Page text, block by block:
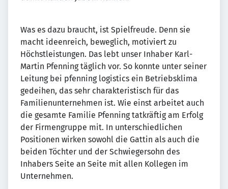
Was es dazu braucht, ist Spielfreude. Denn sie
macht ideenreich, beweglich, motiviert zu
Höchstleistungen. Das lebt unser Inhaber Karl-
Martin Pfenning täglich vor. So konnte unter seiner
Leitung bei pfenning logistics ein Betriebsklima
gedeihen, das sehr charakteristisch für das
Familienunternehmen ist. Wie einst arbeitet auch
die gesamte Familie Pfenning tatkräftig am Erfolg
der Firmengruppe mit. In unterschiedlichen
Positionen wirken sowohl die Gattin als auch die
beiden Töchter und der Schwiegersohn des
Inhabers Seite an Seite mit allen Kollegen im
Unternehmen.